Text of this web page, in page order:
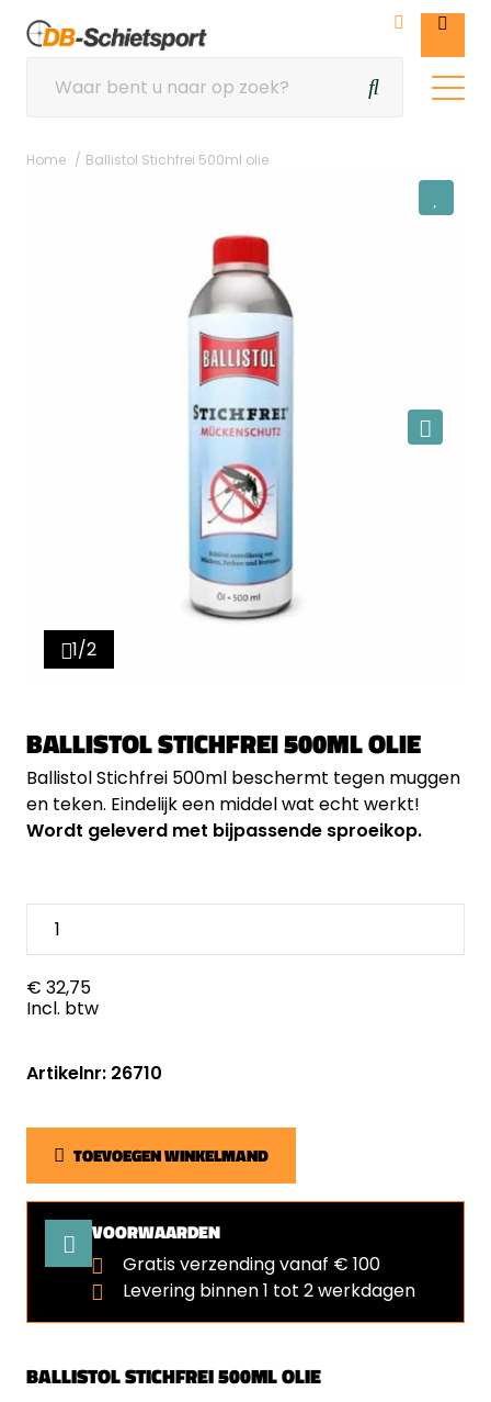
Home Ballistol Stichfrei 500ml olie
BALLISTOL STICHFREI 500ML OLIE
1/2
BALLISTOL STICHFREI 500ML OLIE
Ballistol Stichfrei 500ml beschermt tegen muggen
en teken. Eindelijk een middel wat echt werkt!
Wordt geleverd met bijpassende sproeikop.
€ 32,75
Incl. btw
Artikelnr: 26710
TOEVOEGEN WINKELMAND
VOORWAARDEN
Gratis verzending vanaf € 100
Levering binnen 1 tot 2 werkdagen